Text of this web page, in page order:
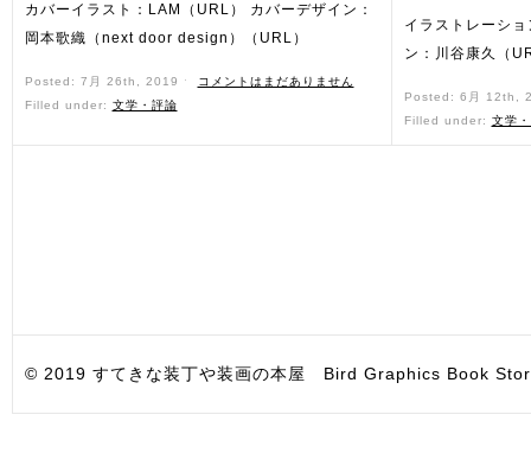
カバーイラスト：LAM（URL） カバーデザイン：
岡本歌織（next door design）（URL）
Posted: 7月 26th, 2019 ˑ
コメントはまだありません
Filled under: 文学・評論
イラストレーシ
ン：川谷康久（
Posted: 6月 12th,
Filled under: 文学
© 2019 すてきな装丁や装画の本屋 Bird Graphics Book